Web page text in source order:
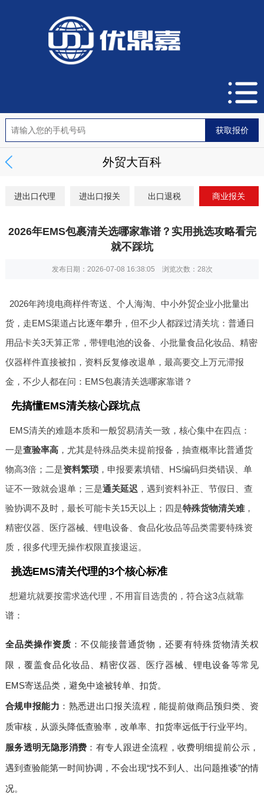
外贸大百科
进出口代理 进出口报关 出口退税 商业报关
2026年EMS包裹清关选哪家靠谱？实用挑选攻略看完
就不踩坑
发布日期：2026-07-08 16:38:05 浏览次数： 28次
2026年跨境电商样件寄送、个人海淘、中小外贸企业小批量出
货，走EMS渠道占比逐年攀升，但不少人都踩过清关坑：普通日
用品卡关3天算正常，带锂电池的设备、小批量食品化妆品、精密
仪器样件直接被扣，资料反复修改退单，最高要交上万元滞报
金，不少人都在问：EMS包裹清关选哪家靠谱？
先搞懂EMS清关核心踩坑点
EMS清关的难题本质和一般贸易清关一致，核心集中在四点：
一是查验率高，尤其是特殊品类未提前报备，抽查概率比普通货
物高3倍；二是资料繁琐，申报要素填错、HS编码归类错误、单
证不一致就会退单；三是通关延迟 ，遇到资料补正、节假日、查
验协调不及时，最长可能卡关15天以上；四是特殊货物清关难，
精密仪器、医疗器械、锂电设备、食品化妆品等品类需要特殊资
质，很多代理无操作权限直接退运。
挑选EMS清关代理的3个核心标准
想避坑就要按需求选代理，不用盲目选贵的，符合这3点就靠
谱：
全品类操作资质 ：不仅能接普通货物，还要有特殊货物清关权
限，覆盖食品化妆品、精密仪器、医疗器械、锂电设备等常见
EMS寄送品类，避免中途被转单、扣货。
合规申报能力 ：熟悉进出口报关流程，能提前做商品预归类、资
质审核，从源头降低查验率，改单率、扣货率远低于行业平均。
服务透明无隐形消费 ：有专人跟进全流程，收费明细提前公示，
遇到查验能第一时间协调，不会出现“找不到人、出问题推诿”的情
况。